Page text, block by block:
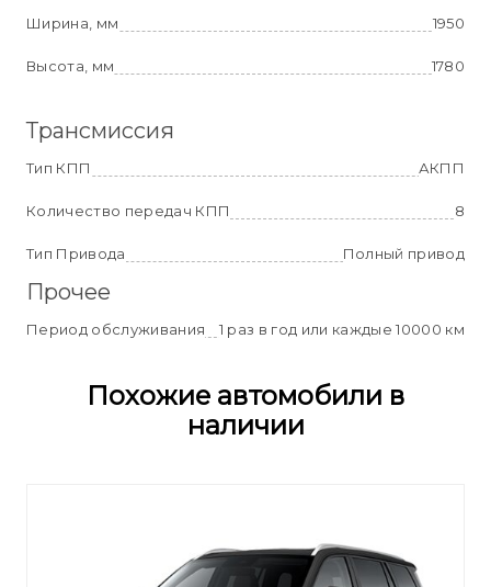
Ширина, мм 1950
Высота, мм 1780
Трансмиссия
Тип КПП АКПП
Количество передач КПП 8
Тип Привода Полный привод
Прочее
Период обслуживания 1 раз в год или каждые 10000 км
Похожие автомобили в
наличии